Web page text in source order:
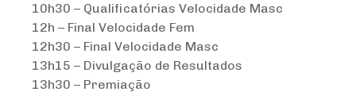
10h30 – Qualificatórias Velocidade Masc
12h – Final Velocidade Fem
12h30 – Final Velocidade Masc
13h15 – Divulgação de Resultados
13h30 – Premiação